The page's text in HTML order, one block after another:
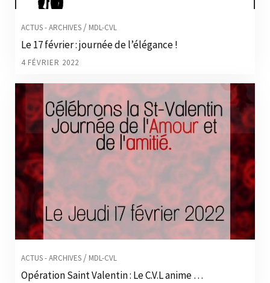
ACTUS - ARCHIVES / MDL-CVL
Le 17 février : journée de l’élégance !
4 FÉVRIER 2022
ACTUS - ARCHIVES / MDL-CVL
Opération Saint Valentin : Le C.V.L anime …